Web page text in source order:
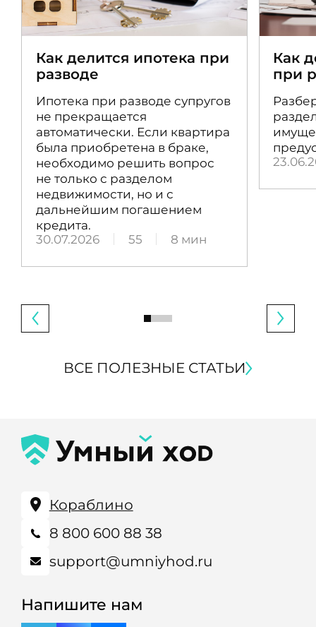
Как делится ипотека при
разводе
Ипотека при разводе супругов
не прекращается
автоматически. Если квартира
была приобретена в браке,
необходимо решить вопрос
не только с разделом
недвижимости, но и с
дальнейшим погашением
кредита.
30.07.2026
55 8 мин
Как
при
ВСЕ ПОЛЕЗНЫЕ СТАТЬИ
Кораблино
8 800 600 88 38
support@umniyhod.ru
Напишите нам